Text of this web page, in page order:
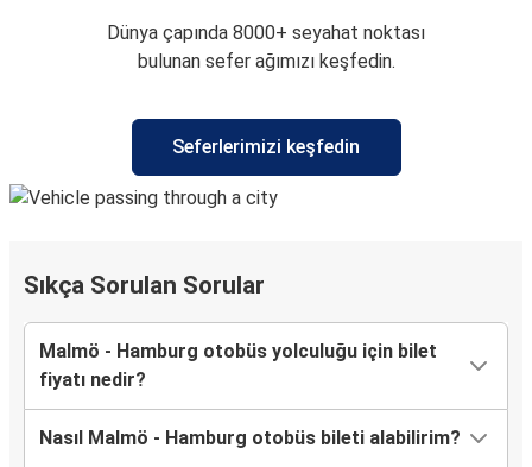
Dünya çapında 8000+ seyahat noktası
bulunan sefer ağımızı keşfedin.
Seferlerimizi keşfedin
Sıkça Sorulan Sorular
Malmö - Hamburg otobüs yolculuğu için bilet
fiyatı nedir?
Nasıl Malmö - Hamburg otobüs bileti alabilirim?